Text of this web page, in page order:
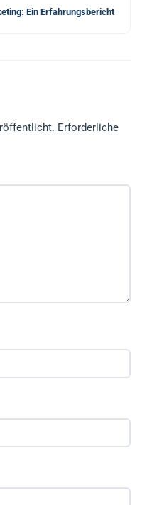
Ein Erfahrungsbericht
Erforderliche